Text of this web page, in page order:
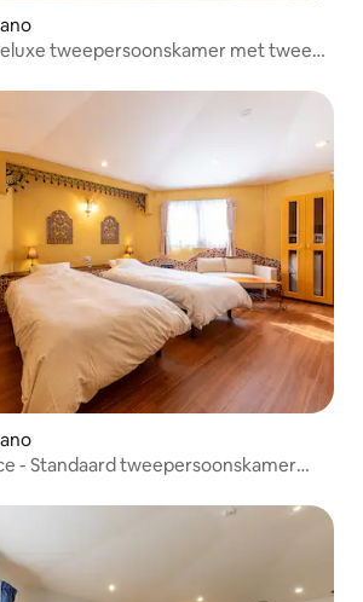
tweepersoonskamer met twee
- Standaard tweepersoonskamer